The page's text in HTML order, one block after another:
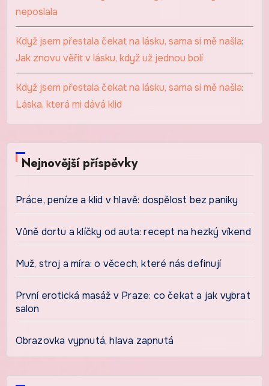
neposlala
Když jsem přestala čekat na lásku, sama si mě našla:
Jak znovu věřit v lásku, když už jednou bolí
Když jsem přestala čekat na lásku, sama si mě našla:
Láska, která mi dává klid
Nejnovější příspěvky
Práce, peníze a klid v hlavě: dospělost bez paniky
Vůně dortu a klíčky od auta: recept na hezký víkend
Muž, stroj a míra: o věcech, které nás definují
První erotická masáž v Praze: co čekat a jak vybrat
salon
Obrazovka vypnutá, hlava zapnutá